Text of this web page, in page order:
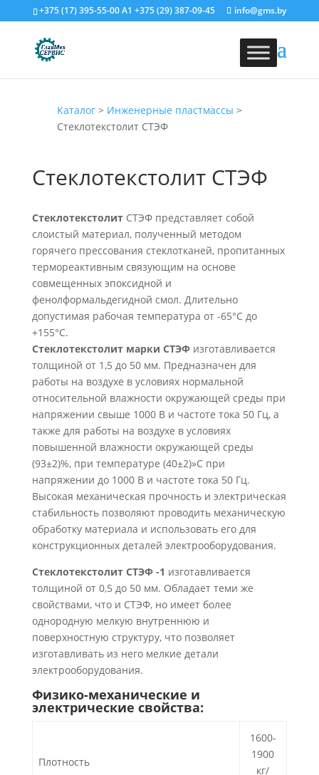
+375 (17) 395-55-00A1 +375 (29) 387-09-45 info@gms.by
Каталог> Инженерные пластмассы >
Стеклотекстолит СТЭФ
Стеклотекстолит СТЭФ
СтеклотекстолитСТЭФ представляет собой
слоистый материал, полученный методом
горячего прессования стеклотканей, пропитанных
термореактивным связующим на основе
совмещенных эпоксидной и
фенолформальдегидной смол. Длительно
допустимая рабочая температура от -65°С до
+155°С.
Стеклотекстолит марки СТЭФизготавливается
толщиной от 1,5 до 50 мм. Предназначен для
работы на воздухе в условиях нормальной
относительной влажности окружающей среды при
напряжении свыше 1000 В и частоте тока 50 Гц, а
также для работы на воздухе в условиях
повышенной влажности окружающей среды
(93±2)%, при температуре (40±2)»С при
напряжении до 1000 В и частоте тока 50 Гц.
Высокая механическая прочность и электрическая
стабильность позволяют проводить механическую
обработку материала и использовать его для
конструкционных деталей электрооборудования.
Стеклотекстолит СТЭФ -1 изготавливается
толщиной от 0,5 до 50 мм. Обладает теми же
свойствами, что и СТЭФ, но имеет более
однородную мелкую внутреннюю и
поверхностную структуру, что позволяет
изготавливать из него мелкие детали
электрооборудования.
Физико-механические и
электрические свойства:
Плотность
1600-
1900
кг/